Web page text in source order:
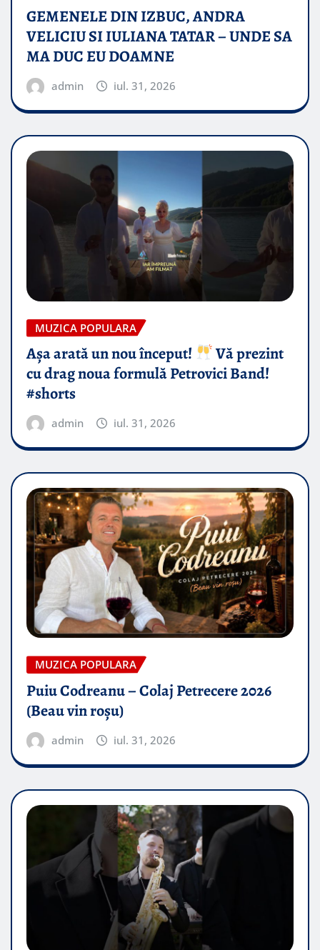
GEMENELE DIN IZBUC, ANDRA
VELICIU SI IULIANA TATAR – UNDE SA
MA DUC EU DOAMNE
admin iul. 31, 2026
MUZICA POPULARA
Așa arată un nou început!
Vă prezint
cu drag noua formulă Petrovici Band!
#shorts
admin iul. 31, 2026
MUZICA POPULARA
Puiu Codreanu – Colaj Petrecere 2026
(Beau vin roșu)
admin iul. 31, 2026